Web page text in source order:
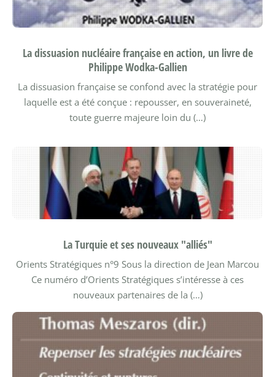
La dissuasion nucléaire française en action, un livre de
Philippe Wodka-Gallien
La dissuasion française se confond avec la stratégie pour
laquelle est a été conçue : repousser, en souveraineté,
toute guerre majeure loin du (…)
La Turquie et ses nouveaux "alliés"
Orients Stratégiques n°9 Sous la direction de Jean Marcou
Ce numéro d’Orients Stratégiques s’intéresse à ces
nouveaux partenaires de la (…)